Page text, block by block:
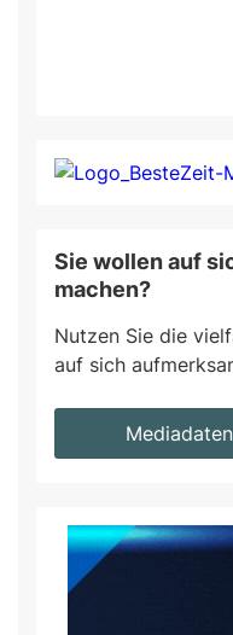
Sie wollen auf
machen?
Nutzen Sie die
auf sich